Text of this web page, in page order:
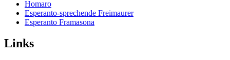
Homaro
Esperanto-sprechende Freimaurer
Esperanto Framasona
Links